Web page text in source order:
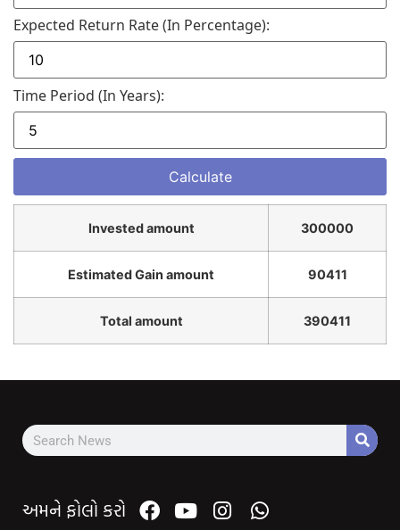
Expected Return Rate (in Percentage):
Time Period (in Years):
Invested amount 300000
Estimated Gain amount 90411
Total amount 390411
અમને ફોલો કરો